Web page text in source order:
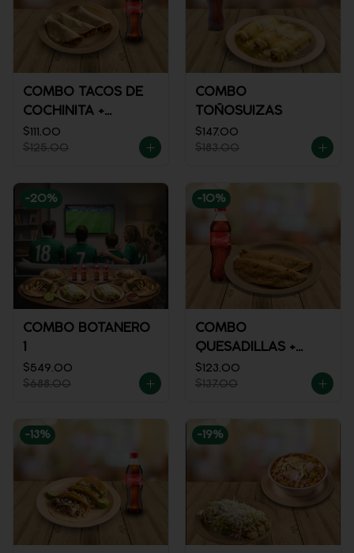
COMBO TACOS DE
COCHINITA +
REFRESCO
$111.00
$125.00
COMBO
TOÑOSUIZAS
$147.00
$183.00
-20%
COMBO BOTANERO
1
$549.00
$688.00
-10%
COMBO
QUESADILLAS +
REFRESCO
$123.00
$137.00
-13% -19%